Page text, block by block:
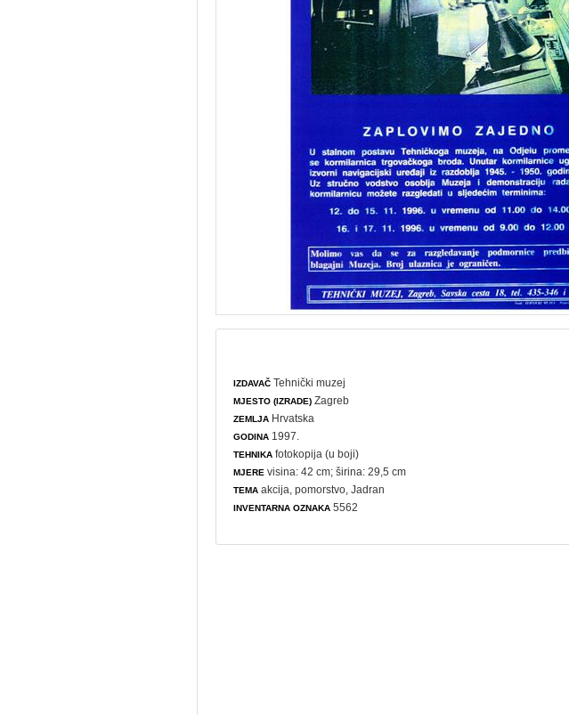
IZDAVAČ Tehnički muzej
MJESTO (IZRADE) Zagreb
ZEMLJA Hrvatska
GODINA 1997.
TEHNIKA fotokopija (u boji)
MJERE visina: 42 cm; širina: 29,5 cm
TEMA akcija ,pomorstvo , Jadran
INVENTARNA OZNAKA 5562